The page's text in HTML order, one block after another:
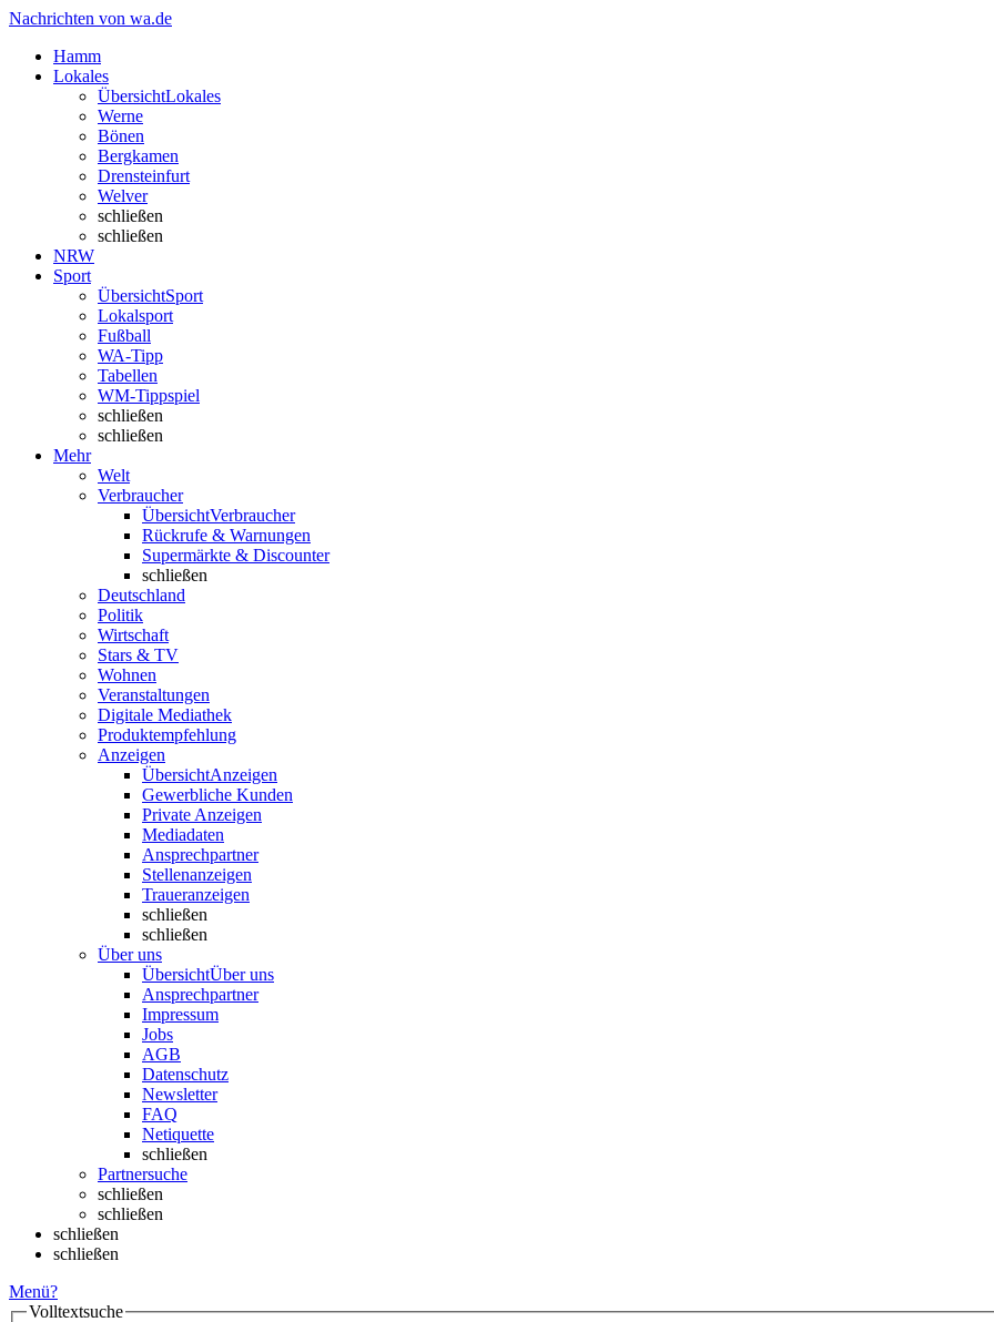
Nachrichten von wa.de
Hamm
Lokales
ÜbersichtLokales
Werne
Bönen
Bergkamen
Drensteinfurt
Welver
schließen
schließen
NRW
Sport
ÜbersichtSport
Lokalsport
Fußball
WA-Tipp
Tabellen
WM-Tippspiel
schließen
schließen
Mehr
Welt
Verbraucher
ÜbersichtVerbraucher
Rückrufe & Warnungen
Supermärkte & Discounter
schließen
Deutschland
Politik
Wirtschaft
Stars & TV
Wohnen
Veranstaltungen
Digitale Mediathek
Produktempfehlung
Anzeigen
ÜbersichtAnzeigen
Gewerbliche Kunden
Private Anzeigen
Mediadaten
Ansprechpartner
Stellenanzeigen
Traueranzeigen
schließen
schließen
Über uns
ÜbersichtÜber uns
Ansprechpartner
Impressum
Jobs
AGB
Datenschutz
Newsletter
FAQ
Netiquette
schließen
Partnersuche
schließen
schließen
schließen
schließen
Menü?
Volltextsuche